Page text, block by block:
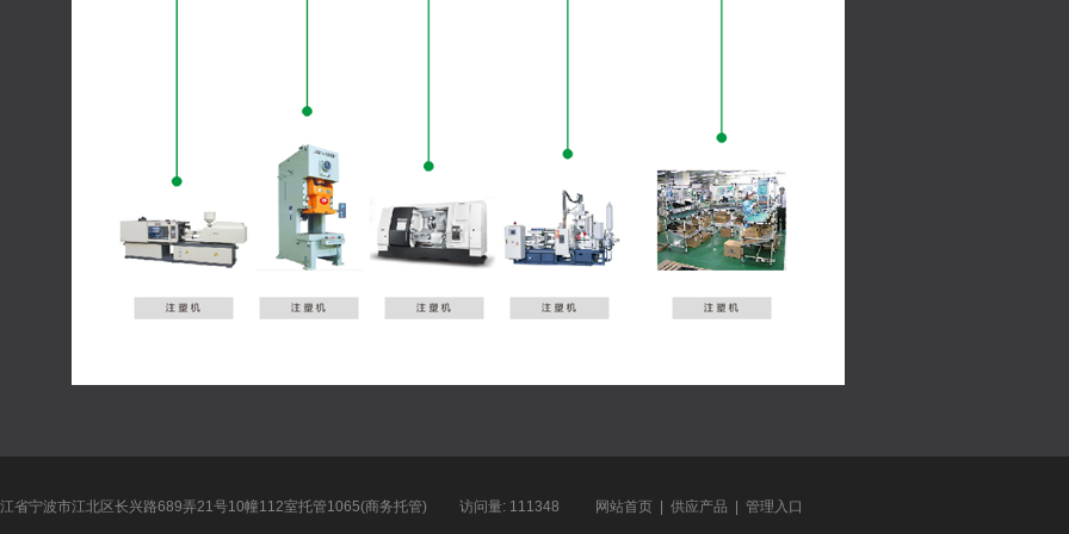
省宁波市江北区长兴路689弄21号10幢112室托管1065(商务托管) 访问量: 111348 网站首页 供应产品 管理入口